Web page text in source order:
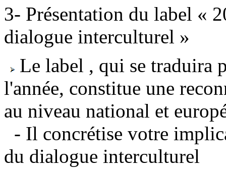
3- Présentation du label «
dialogue interculturel »
Le label , qui se traduira
l'année, constitue une
au niveau national et
- Il concrétise votre
du dialogue interculturel